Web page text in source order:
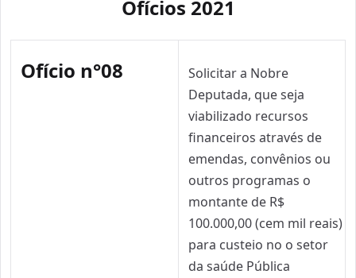
Ofícios 2021
Ofício n°08
Solicitar a Nobre
Deputada, que seja
viabilizado recursos
financeiros através de
emendas, convênios ou
outros programas o
montante de R$
100.000,00 (cem mil reais)
para custeio no o setor
da saúde Pública